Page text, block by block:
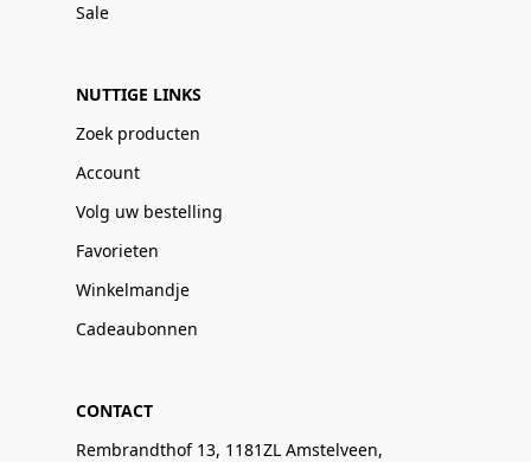
Sale
NUTTIGE LINKS
Zoek producten
Account
Volg uw bestelling
Favorieten
Winkelmandje
Cadeaubonnen
CONTACT
Rembrandthof 13, 1181ZL Amstelveen,